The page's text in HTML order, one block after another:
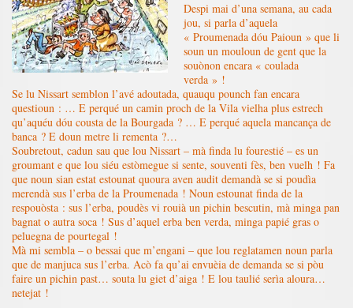
Despi mai d’una semana, au cada
jou, si parla d’aquela
« Proumenada dóu Paioun » que li
soun un mouloun de gent que la
souònon encara « coulada
verda » !
Se lu Nissart semblon l’avé adoutada, quauqu pounch fan encara
questioun : … E perqué un camin proch de la Vila vielha plus estrech
qu’aquéu dóu cousta de la Bourgada ? … E perqué aquela mancança de
banca ? E doun metre li rementa ?…
Soubretout, cadun sau que lou Nissart – mà finda lu fourestié – es un
groumant e que lou siéu estòmegue si sente, souventi fès, ben vuelh ! Fa
que noun sian estat estounat quoura aven audit demandà se si poudìa
merendà sus l’erba de la Proumenada ! Noun estounat finda de la
respouòsta : sus l’erba, poudès vi rouià un pichin bescutin, mà minga pan
bagnat o autra soca ! Sus d’aquel erba ben verda, minga papié gras o
peluegna de pourtegal !
Mà mi sembla – o bessai que m’engani – que lou reglatamen noun parla
que de manjuca sus l’erba. Acò fa qu’ai envuèia de demanda se si pòu
faire un pichin past… souta lu giet d’aiga ! E lou taulié serìa aloura…
netejat !